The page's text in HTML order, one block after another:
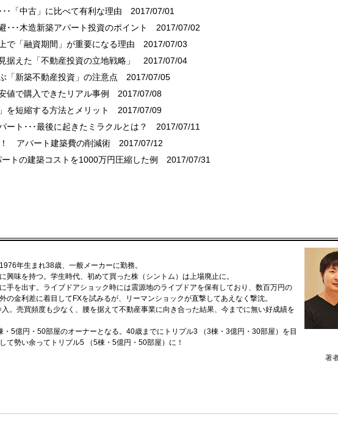
･「中古」に比べて有利な理由 2017/07/01
･･･木造新築アパート投資のポイント
2017/07/02
で「融資期間」が重要になる理由 2017/07/03
据えた「不動産投資の立地戦略」
2017/07/04
「新築不動産投資」の注意点 2017/07/05
値で購入できたリアル事例
2017/07/08
を短縮する方法とメリット
2017/07/09
ート･･･最後に起きたミラクルとは？
2017/07/11
！ アパート建築費の削減術 2017/07/12
トの建築コストを1000万円圧縮した例
2017/07/31
年生まれ38歳、一般メーカーに勤務。
興味を持つ。学生時代、初めて買った株（シントム）は上場廃止に。
手を出す。ライブドアショック時には震源地のライブドアを保有しており、数百万円の
の金利差に着目してFXを試みるが、リーマンショックが直撃してあえなく撃沈。
。売買頻度も少なく、腰を据えて不動産事業に向き合った結果、今までに無い好成績を
5億円・50部屋のオーナーとなる。40歳までにトリプル3 （3棟・3億円・30部屋）を目
て勢い余ってトリプル5 （5棟・5億円・50部屋）に！
著